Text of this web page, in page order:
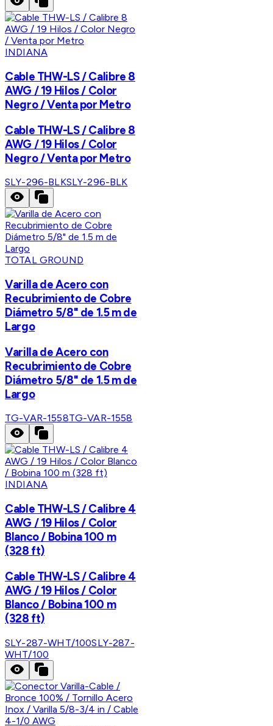
INDIANA
Cable THW-LS / Calibre 8
AWG / 19 Hilos / Color
Negro / Venta por Metro
Cable THW-LS / Calibre 8
AWG / 19 Hilos / Color
Negro / Venta por Metro
SLY-296-BLKSLY-296-BLK
TOTAL GROUND
Varilla de Acero con
Recubrimiento de Cobre
Diámetro 5/8" de 1.5 m de
Largo
Varilla de Acero con
Recubrimiento de Cobre
Diámetro 5/8" de 1.5 m de
Largo
TG-VAR-1558TG-VAR-1558
INDIANA
Cable THW-LS / Calibre 4
AWG / 19 Hilos / Color
Blanco / Bobina 100 m
(328 ft)
Cable THW-LS / Calibre 4
AWG / 19 Hilos / Color
Blanco / Bobina 100 m
(328 ft)
SLY-287-WHT/100SLY-287-
WHT/100